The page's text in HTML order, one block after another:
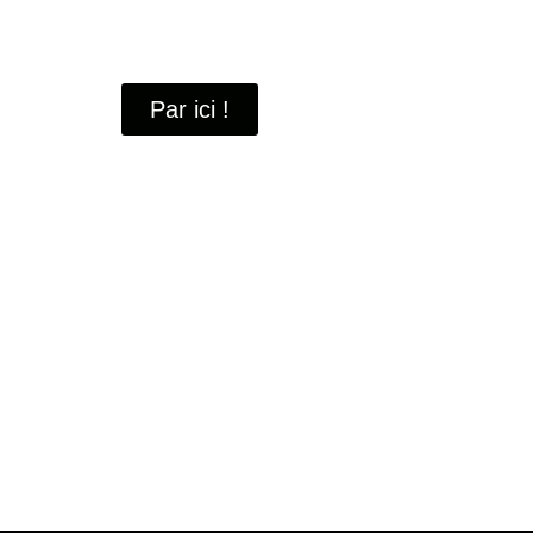
Par ici !